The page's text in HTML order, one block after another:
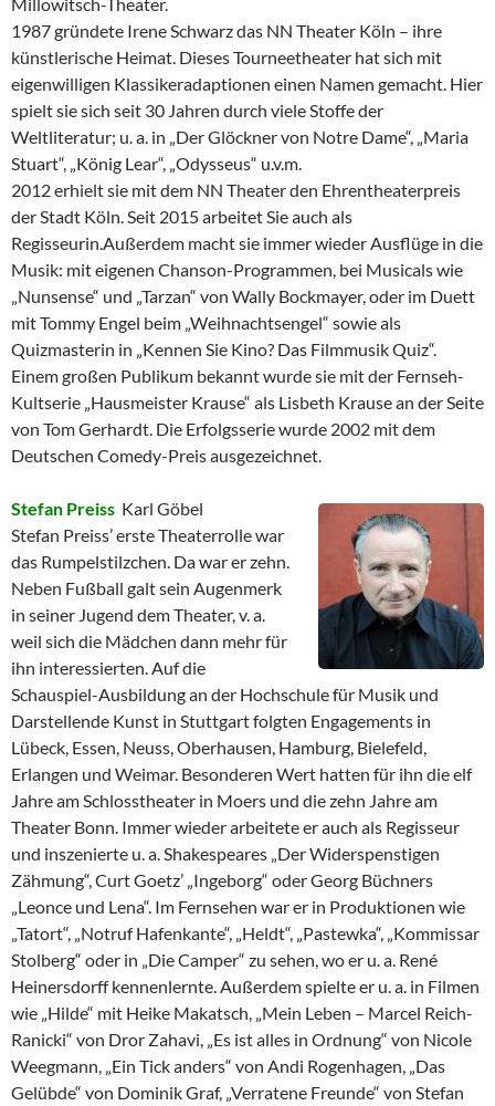
1987 gründete Irene Schwarz das NN Theater Köln – ihre
künstlerische Heimat. Dieses Tourneetheater hat sich mit
eigenwilligen Klassikeradaptionen einen Namen gemacht. Hier
spielt sie sich seit 30 Jahren durch viele Stoffe der
Weltliteratur; u. a. in „Der Glöckner von Notre Dame“, „Maria
Stuart“, „König Lear“, „Odysseus“ u.v.m.
2012 erhielt sie mit dem NN Theater den Ehrentheaterpreis
der Stadt Köln. Seit 2015 arbeitet Sie auch als
Regisseurin.Außerdem macht sie immer wieder Ausflüge in die
Musik: mit eigenen Chanson-Programmen, bei Musicals wie
„Nunsense“ und „Tarzan“ von Wally Bockmayer, oder im Duett
mit Tommy Engel beim „Weihnachtsengel“ sowie als
Quizmasterin in „Kennen Sie Kino? Das Filmmusik Quiz“.
Einem großen Publikum bekannt wurde sie mit der Fernseh-
Kultserie „Hausmeister Krause“ als Lisbeth Krause an der Seite
von Tom Gerhardt. Die Erfolgsserie wurde 2002 mit dem
Deutschen Comedy-Preis ausgezeichnet.
Stefan Preiss Karl Göbel
Stefan Preiss’ erste Theaterrolle war
das Rumpelstilzchen. Da war er zehn.
Neben Fußball galt sein Augenmerk
in seiner Jugend dem Theater, v. a.
weil sich die Mädchen dann mehr für
ihn interessierten. Auf die
Schauspiel-Ausbildung an der Hochschule für Musik und
Darstellende Kunst in Stuttgart folgten Engagements in
Lübeck, Essen, Neuss, Oberhausen, Hamburg, Bielefeld,
Erlangen und Weimar. Besonderen Wert hatten für ihn die elf
Jahre am Schlosstheater in Moers und die zehn Jahre am
Theater Bonn. Immer wieder arbeitete er auch als Regisseur
und inszenierte u. a. Shakespeares „Der Widerspenstigen
Zähmung“, Curt Goetz’ „Ingeborg“ oder Georg Büchners
„Leonce und Lena“. Im Fernsehen war er in Produktionen wie
„Tatort“, „Notruf Hafenkante“, „Heldt“, „Pastewka“, „Kommissar
Stolberg“ oder in „Die Camper“ zu sehen, wo er u. a. René
Heinersdorff kennenlernte. Außerdem spielte er u. a. in Filmen
wie „Hilde“ mit Heike Makatsch, „Mein Leben – Marcel Reich-
Ranicki“ von Dror Zahavi, „Es ist alles in Ordnung“ von Nicole
Weegmann, „Ein Tick anders“ von Andi Rogenhagen, „Das
Gelübde“ von Dominik Graf, „Verratene Freunde“ von Stefan